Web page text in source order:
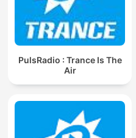
PulsRadio : Trance Is The
Air